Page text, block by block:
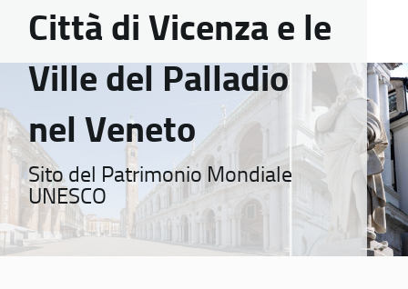
Città di Vicenza e le
Ville del Palladio
nel Veneto
Sito del Patrimonio Mondiale
UNESCO